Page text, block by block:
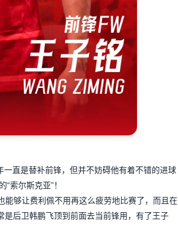
直是替补前锋，但并不妨碍他有着不错的进球
索尔斯克亚”！
够让费利佩不用再这么疲劳地比赛了，而且在
后卫韩鹏飞顶到前面去当前锋用，有了王子